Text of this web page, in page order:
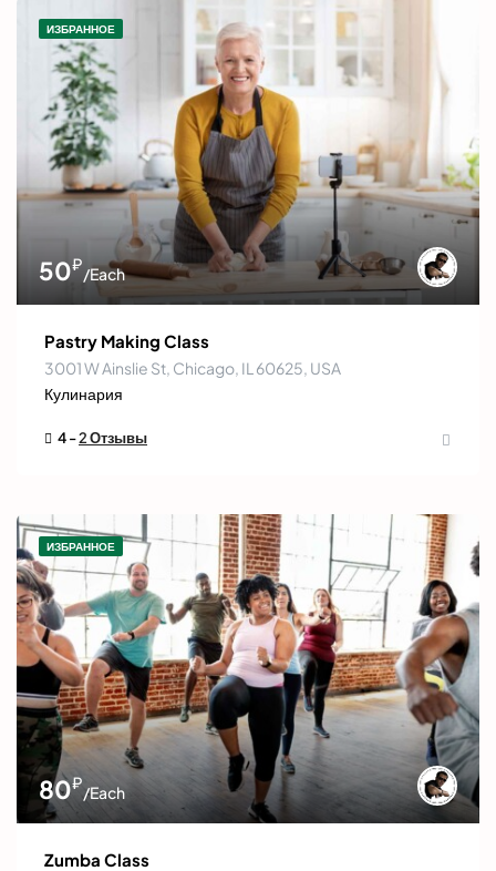
ИЗБРАННОЕ
50₽/Each
Pastry Making Class
3001 W Ainslie St, Chicago, IL 60625, USA
Кулинария
4 -2 Отзывы
ИЗБРАННОЕ
80₽/Each
Zumba Class